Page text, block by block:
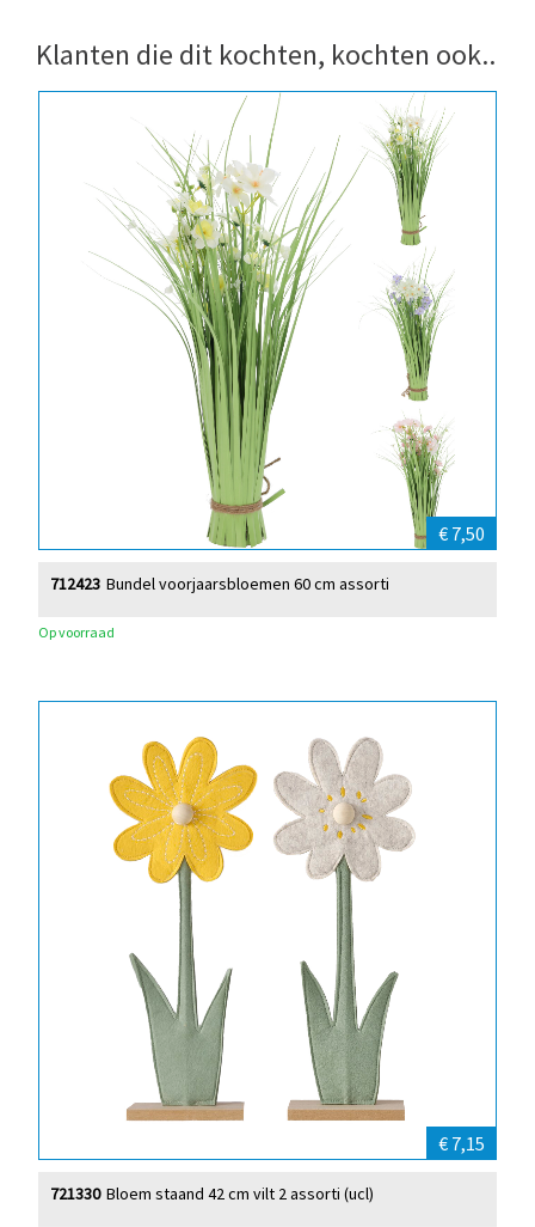
Klanten die dit kochten, kochten ook..
€ 7,50
Bundel voorjaarsbloemen 60 cm assorti
712423
Op voorraad
€ 7,15
Bloem staand 42 cm vilt 2 assorti (ucl)
721330